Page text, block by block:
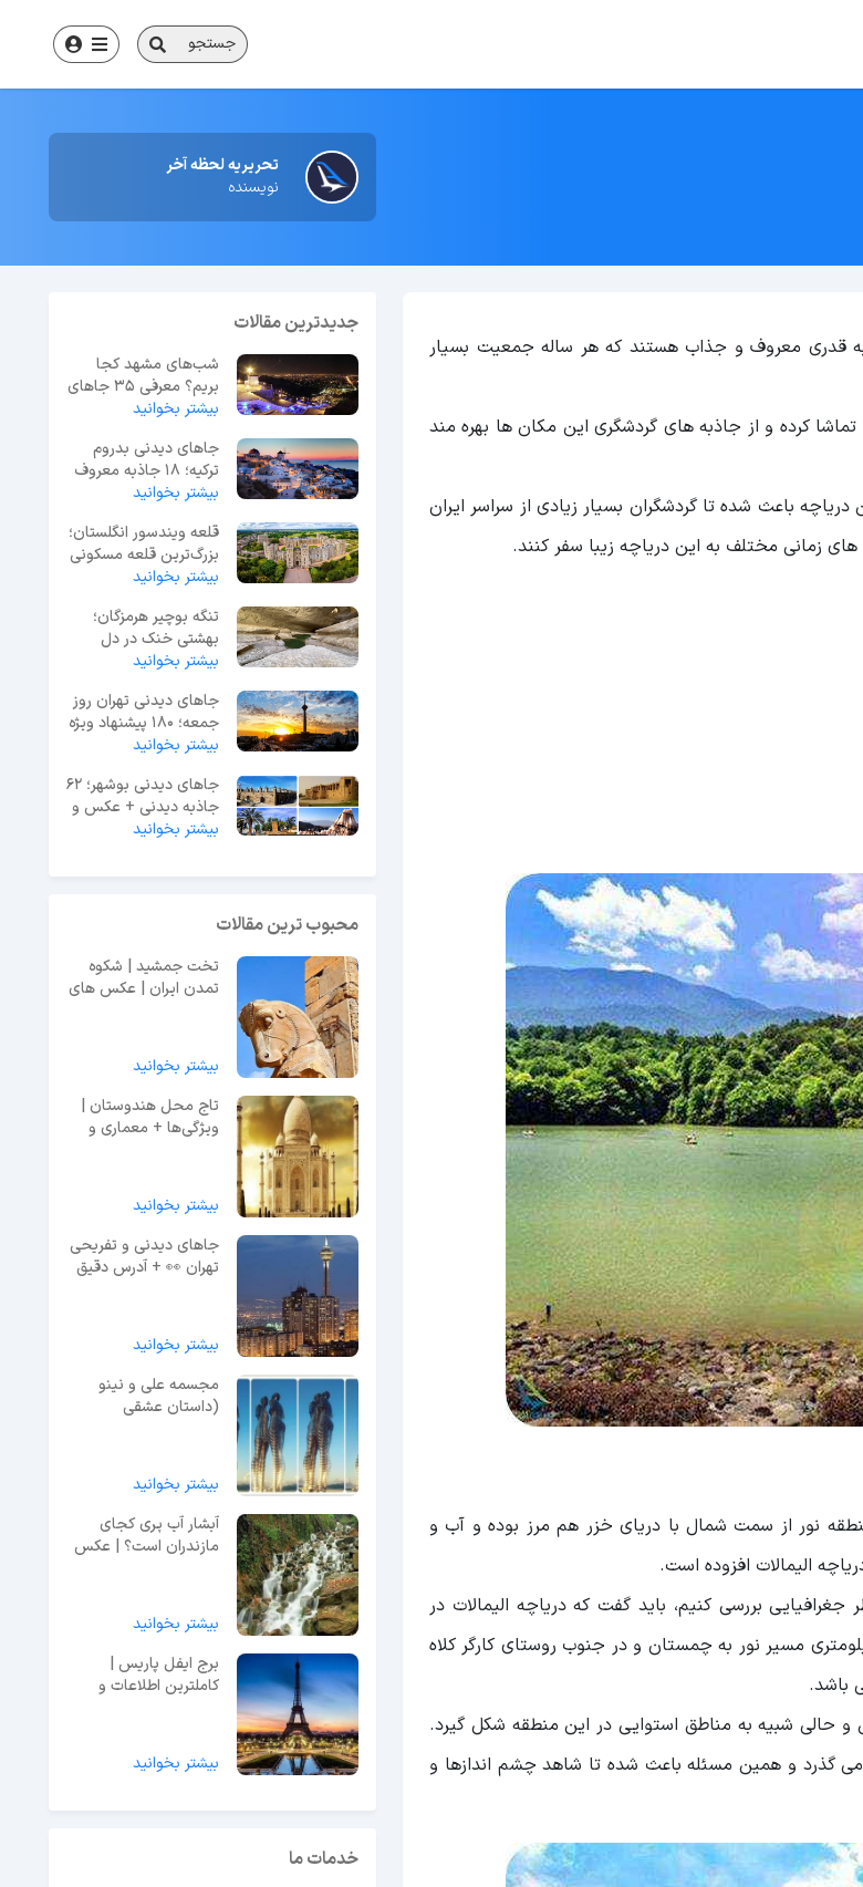
جستجو
تحریریه لحظه آخر
نویسنده
قدری معروف و جذاب هستند که هر ساله جمعیت بسیار
کرده و از جاذبه های گردشگری این مکان ها بهره مند
باعث شده تا گردشگران بسیار زیادی از سراسر ایران
زمانی مختلف به این دریاچه زیبا سفر کنند.
نور از سمت شمال با دریای خزر هم مرز بوده و آب و
الیمالات افزوده است.
جغرافیایی بررسی کنیم، باید گفت که دریاچه الیمالات در
در شهرستان نور واقع شده است. این دریاچه جذاب در ۸ کیلومتری مسیر نور به چمستان و در جنوب روستای کارگر کلاه
حالی شبیه به مناطق استوایی در این منطقه شکل گیرد.
گذرد و همین مسئله باعث شده تا شاهد چشم‌ اندازها و
جدیدترین مقالات
شب‌های مشهد کجا
بریم؟ معرفی 35 جاهای
دیدنی مشهد در شب
بیشتر بخوانید
جاهای دیدنی بدروم
ترکیه؛ 18 جاذبه معروف
+ عکس و آدرس
بیشتر بخوانید
قلعه ویندسور انگلستان؛
بزرگ‌ترین قلعه مسکونی
جهان
بیشتر بخوانید
تنگه بوچیر هرمزگان؛
بهشتی خنک در دل
گرمای جنوب ایران
بیشتر بخوانید
جاهای دیدنی تهران روز
جمعه؛ 180 پیشنهاد ویژه
آخر هفته
بیشتر بخوانید
جاهای دیدنی بوشهر؛ 62
جاذبه دیدنی + عکس و
آدرس
بیشتر بخوانید
محبوب ترین مقالات
تخت جمشید | شکوه
تمدن ایران | عکس های
بیشتر بخوانید
تاج محل هندوستان |
ویژگی‌ها + معماری و
بیشتر بخوانید
جاهای دیدنی و تفریحی
تهران 👀 + آدرس دقیق
بیشتر بخوانید
مجسمه علی و نینو
(داستان عشقی
بیشتر بخوانید
آبشار آب پری کجای
مازندران است؟ | عکس
بیشتر بخوانید
برج ایفل پاریس |
کاملترین اطلاعات و
بیشتر بخوانید
خدمات ما